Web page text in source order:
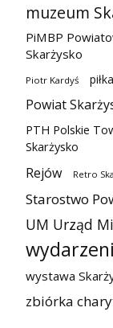
muzeum
PiMBP
Skarżysko
Piotr Kardyś
Powiat
PTH Polskie
Skarżysko
Rejów Retro
Starostwo
UM Urząd
wystawa
zbiórka